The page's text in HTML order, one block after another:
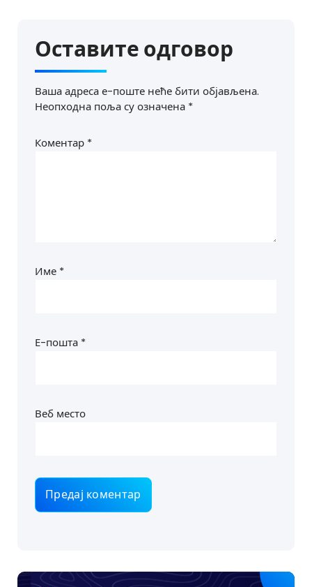
Оставите одговор
Ваша адреса е-поште неће бити објављена.
Неопходна поља су означена *
Коментар *
Име *
Е-пошта *
Веб место